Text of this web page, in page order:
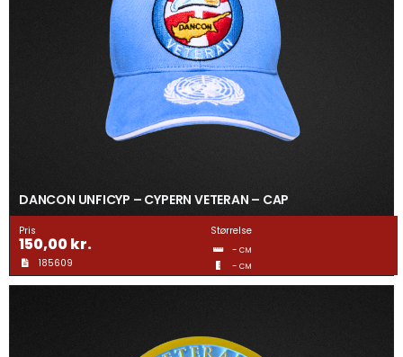
DANCON UNFICYP – CYPERN VETERAN – CAP
Pris
150,00kr.
185609
Størrelse
- CM
- CM